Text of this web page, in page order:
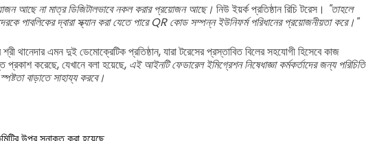
আছে না মাত্র ডিজিটালভাবে নকল করার প্রয়োজন আছে। নিউ ইয়র্ক প্রতিষ্ঠান রিচি টরেস। "তাহলে
পাবলিকের দ্বারা স্ক্যান করা যেতে পারে QR কোড সম্পন্ন ইউনিফর্ম পরিধানের প্রয়োজনীয়তা করে।"
থানেদার এমন দুই ডেমোক্রেটিক প্রতিষ্ঠান, যারা টরেসের প্রস্তাবিত বিলের সহযোগী হিসেবে কাজ
প্রকাশ করেছে, যেখানে বলা হয়েছে, এই আইনটি ফেডারেল ইমিগ্রেশন নিষেধাজ্ঞা কর্মকর্তাদের জন্য পরিচিতি
বাড়াতে সাহায্য করবে।